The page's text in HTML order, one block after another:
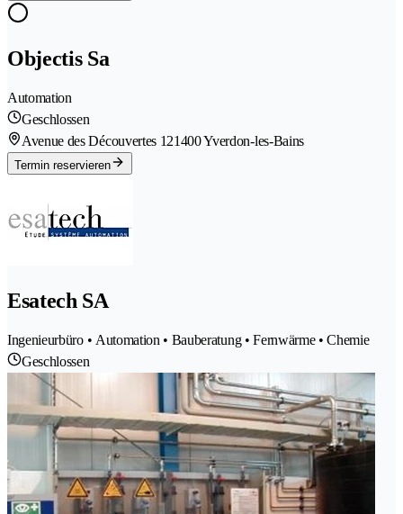
Objectis Sa
Automation
Geschlossen
Avenue des Découvertes 121400 Yverdon-les-Bains
Termin reservieren
Esatech SA
Ingenieurbüro • Automation • Bauberatung • Fernwärme • Chemie
Geschlossen